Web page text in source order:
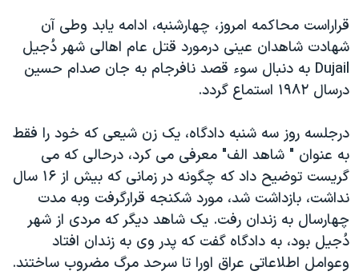
قانون شفافیت دارائی کادر رهبری ایران
اعتراضات مردمی آبان ۹۸
اسرائیل در جنگ
همایش محافظه‌کاران آمریکا «سی‌پک»
صفحه‌های ویژه
سفر پرزیدنت ترامپ به چین
قراراست محاکمه امروز، چهارشنبه، ادامه يابد وطی آن
شهادت شاهدان عينی درمورد قتل عام اهالی شهر دُجيل
Dujail به دنبال سوء قصد نافرجام به جان صدام حسين
درسال ۱۹۸۲ استماع گردد.
درجلسه روز سه شنبه دادگاه، يک زن شيعی که خود را فقط
به عنوان " شاهد الف" معرفی می کرد، درحالی که می
گريست توضيح داد که چگونه در زمانی که بيش از ۱۶ سال
نداشت، بازداشت شد، مورد شکنجه قرارگرفت وبه مدت
چهارسال به زندان رفت. يک شاهد ديگر که مردی از شهر
دُجيل بود، به دادگاه گفت که پدر وی به زندان افتاد
وعوامل اطلاعاتی عراق اورا تا سرحد مرگ مضروب ساختند.